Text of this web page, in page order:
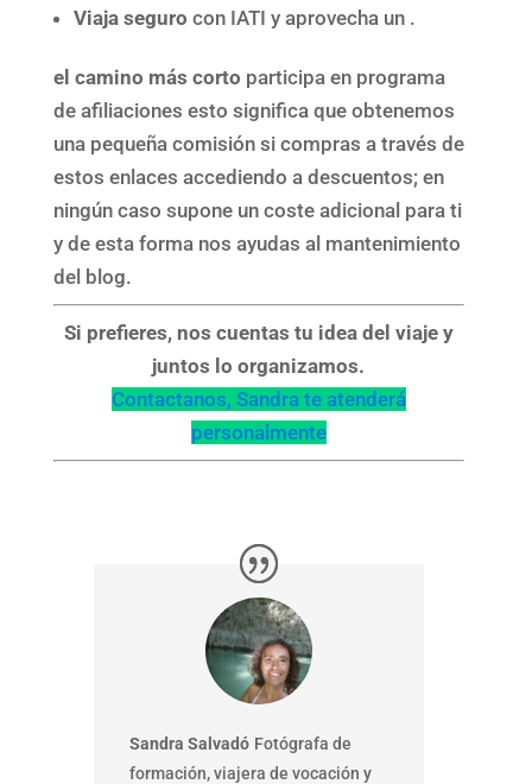
Viaja seguro con IATI y aprovecha un .
el camino más corto participa en programa
de afiliaciones esto significa que obtenemos
una pequeña comisión si compras a través de
estos enlaces accediendo a descuentos; en
ningún caso supone un coste adicional para ti
y de esta forma nos ayudas al mantenimiento
del blog.
Si prefieres, nos cuentas tu idea del viaje y
juntos lo organizamos.
Contactanos, Sandra te atenderá
personalmente
Sandra Salvadó Fotógrafa de
formación, viajera de vocación y